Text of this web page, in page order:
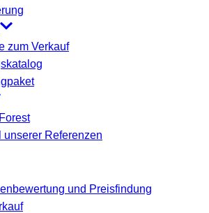
zum Verkauf
unserer Referenzen
und Preisfindung